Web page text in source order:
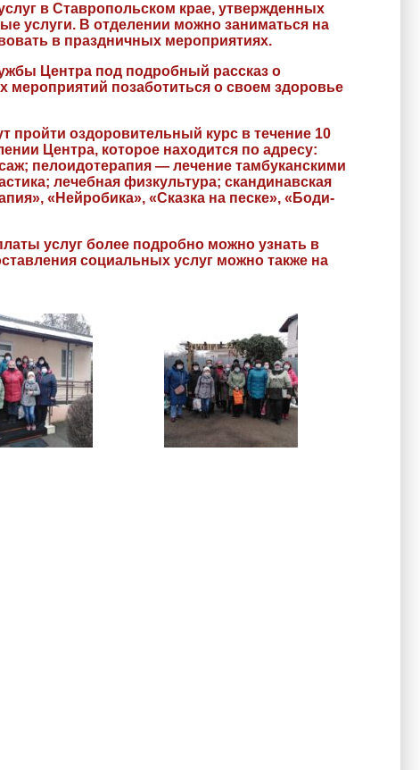
в Ставропольском крае, утвержденных
услуги. В отделении можно заниматься на
в праздничных мероприятиях.
Центра под подробный рассказ о
позаботиться о своем здоровье
оздоровительный курс в течение 10
Центра, которое находится по адресу:
пелоидотерапия — лечение тамбуканскими
лечебная физкультура; скандинавская
«Нейробика», «Сказка на песке», «Боди-
услуг более подробно можно узнать в
социальных услуг можно также на